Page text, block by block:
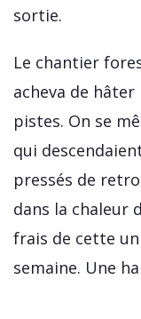
sortie.
Le chantier
acheva de
pistes. On se
qui
pressés de
dans la chaleur
frais de cette
semaine. Une